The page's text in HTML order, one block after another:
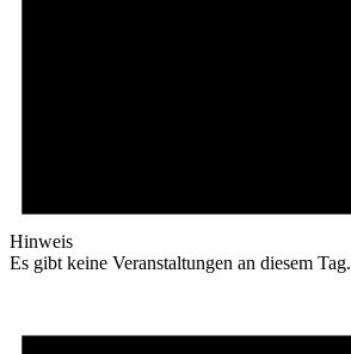
Hinweis
Es gibt keine Veranstaltungen an diesem Tag.